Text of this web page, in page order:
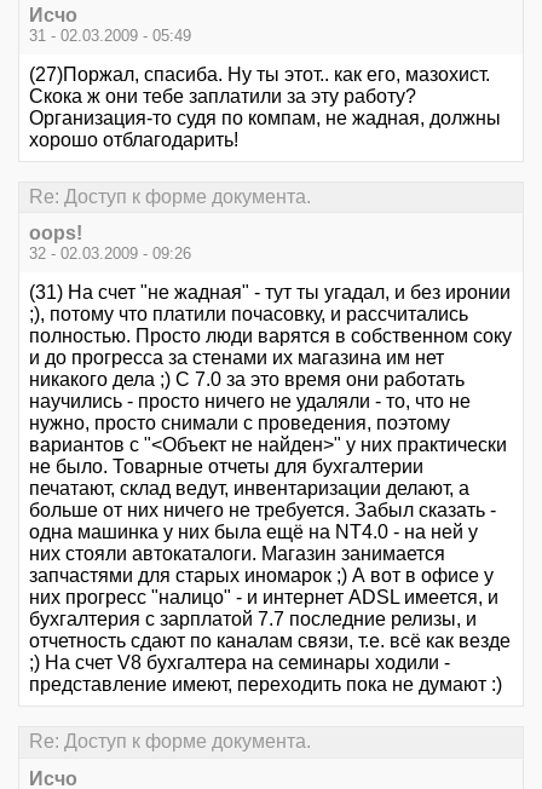
Исчо
31 - 02.03.2009 - 05:49
(27)Поржал, спасиба. Ну ты этот.. как его, мазохист.
Скока ж они тебе заплатили за эту работу?
Организация-то судя по компам, не жадная, должны
хорошо отблагодарить!
Re: Доступ к форме документа.
oops!
32 - 02.03.2009 - 09:26
(31) На счет "не жадная" - тут ты угадал, и без иронии
;), потому что платили почасовку, и рассчитались
полностью. Просто люди варятся в собственном соку
и до прогресса за стенами их магазина им нет
никакого дела ;) C 7.0 за это время они работать
научились - просто ничего не удаляли - то, что не
нужно, просто снимали с проведения, поэтому
вариантов с "<Объект не найден>" у них практически
не было. Товарные отчеты для бухгалтерии
печатают, склад ведут, инвентаризации делают, а
больше от них ничего не требуется. Забыл сказать -
одна машинка у них была ещё на NT4.0 - на ней у
них стояли автокаталоги. Магазин занимается
запчастями для старых иномарок ;) А вот в офисе у
них прогресс "налицо" - и интернет ADSL имеется, и
бухгалтерия с зарплатой 7.7 последние релизы, и
отчетность сдают по каналам связи, т.е. всё как везде
;) На счет V8 бухгалтера на семинары ходили -
представление имеют, переходить пока не думают :)
Re: Доступ к форме документа.
Исчо